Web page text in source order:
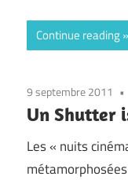
Continue reading
9 septembre 2011
Un Shutter
Les « nuits